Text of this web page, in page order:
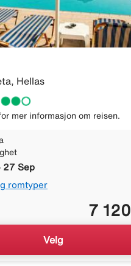
Hellas
mer informasjon om reisen.
27 Sep
romtyper
7 120
Velg